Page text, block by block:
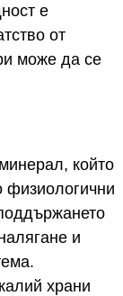
е
от
може да се
който
физиологични
и
храни